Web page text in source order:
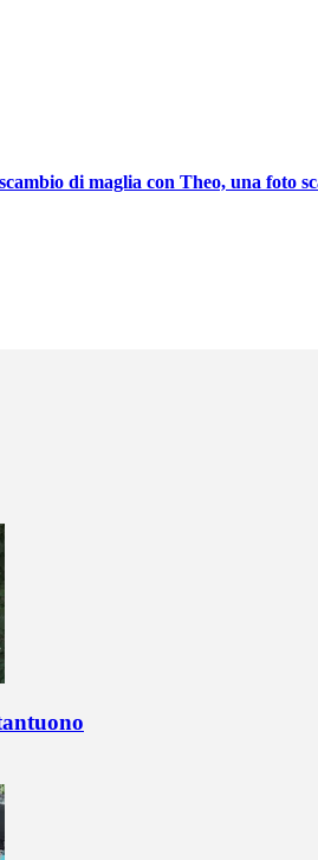
di maglia con Theo, una foto